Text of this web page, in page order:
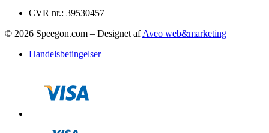
CVR nr.: 39530457
© 2026 Speegon.com – Designet afAveo web&marketing
Handelsbetingelser